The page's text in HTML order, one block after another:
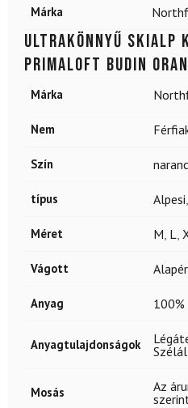
Márka
Ultrakönnyű skialp
Primaloft Budin
Márka
Nem
Szín
típus Alpesi
Méret M L
Vágott
Anyag
Anyagtulajdonságok
Mosás
Az